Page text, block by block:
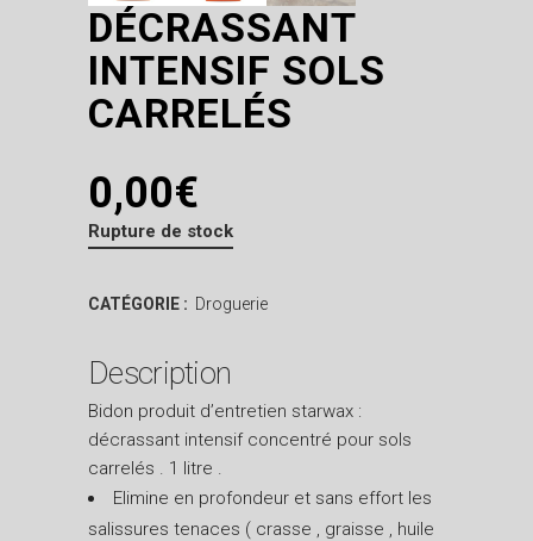
DÉCRASSANT
INTENSIF SOLS
CARRELÉS
0,00€
Rupture de stock
CATÉGORIE : Droguerie
Description
Bidon produit d’entretien starwax :
décrassant intensif concentré pour sols
carrelés . 1 litre .
Elimine en profondeur et sans effort les
salissures tenaces ( crasse , graisse , huile